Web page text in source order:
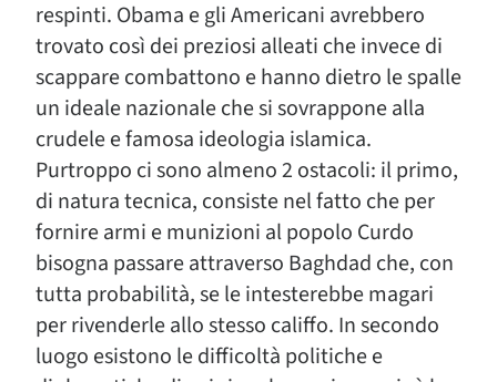
respinti. Obama e gli Americani avrebbero
trovato così dei preziosi alleati che invece di
scappare combattono e hanno dietro le spalle
un ideale nazionale che si sovrappone alla
crudele e famosa ideologia islamica.
Purtroppo ci sono almeno 2 ostacoli: il primo,
di natura tecnica, consiste nel fatto che per
fornire armi e munizioni al popolo Curdo
bisogna passare attraverso Baghdad che, con
tutta probabilità, se le intesterebbe magari
per rivenderle allo stesso califfo. In secondo
luogo esistono le difficoltà politiche e